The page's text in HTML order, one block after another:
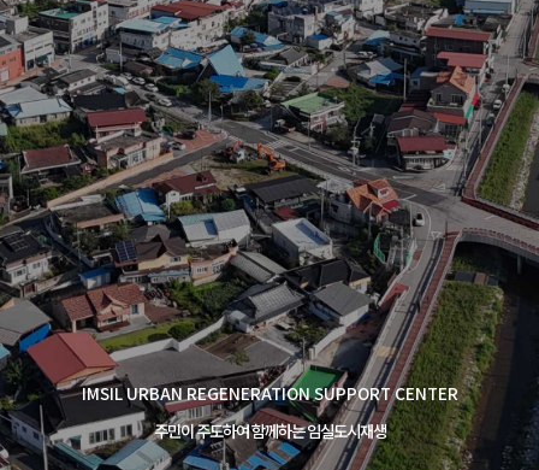
IMSIL URBAN REGENERATION SUPPORT CENTER
주민이 주도하여 함께하는 임실도시재생